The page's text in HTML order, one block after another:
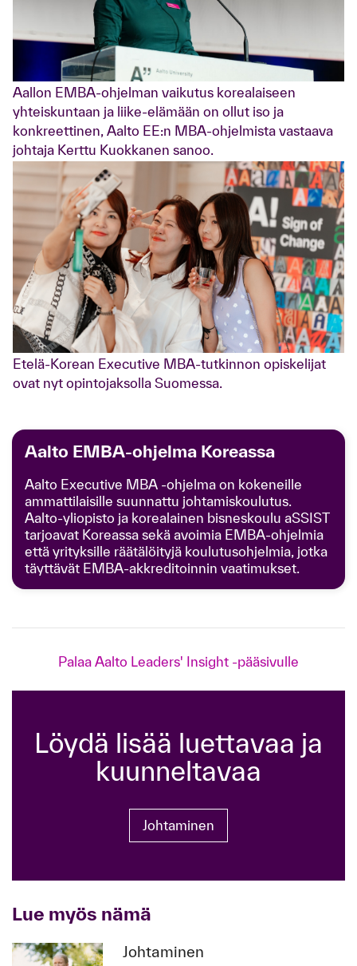
Aallon EMBA-ohjelman vaikutus korealaiseen
yhteiskuntaan ja liike-elämään on ollut iso ja
konkreettinen, Aalto EE:n MBA-ohjelmista vastaava
johtaja Kerttu Kuokkanen sanoo.
Etelä-Korean Executive MBA-tutkinnon opiskelijat
ovat nyt opintojaksolla Suomessa.
Aalto EMBA-ohjelma Koreassa
Aalto Executive MBA -ohjelma on kokeneille
ammattilaisille suunnattu johtamiskoulutus.
Aalto-yliopisto ja korealainen bisneskoulu aSSIST
tarjoavat Koreassa sekä avoimia EMBA-ohjelmia
että yrityksille räätälöityjä koulutusohjelmia, jotka
täyttävät EMBA-akkreditoinnin vaatimukset.
Palaa Aalto Leaders' Insight -pääsivulle
Löydä lisää luettavaa ja
kuunneltavaa
Johtaminen
Lue myös nämä
Johtaminen